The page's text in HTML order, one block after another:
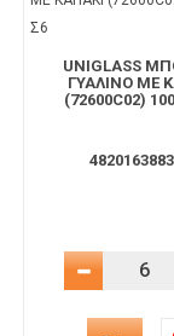
UNIGLASS
ΓΥΑΛΙΝΟ ΜΕ
(72600C02)
Μείωση